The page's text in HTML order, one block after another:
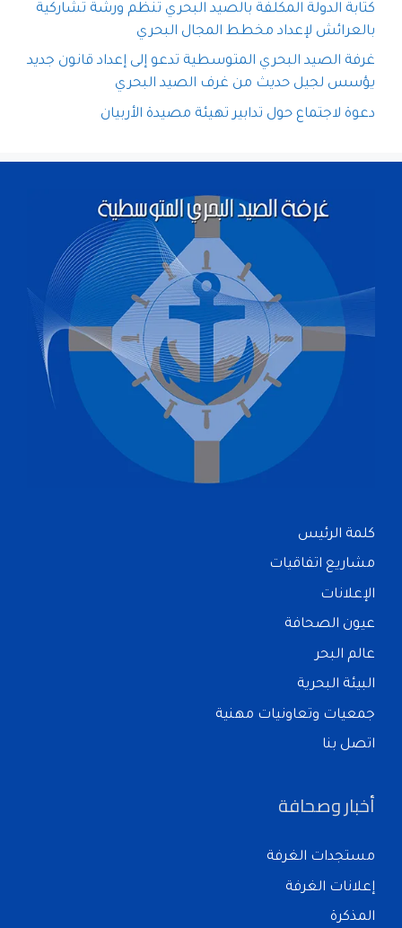
كتابة الدولة المكلفة بالصيد البحري تنظم ورشة تشاركية
بالعرائش لإعداد مخطط المجال البحري
غرفة الصيد البحري المتوسطية تدعو إلى إعداد قانون جديد
يؤسس لجيل حديث من غرف الصيد البحري
دعوة لاجتماع حول تدابير تهيئة مصيدة الأربيان
كلمة الرئيس
مشاريع اتفاقيات
الإعلانات
عيون الصحافة
عالم البحر
البيئة البحرية
جمعيات وتعاونيات مهنية
اتصل بنا
أخبار وصحافة
مستجدات الغرفة
إعلانات الغرفة
المذكرة